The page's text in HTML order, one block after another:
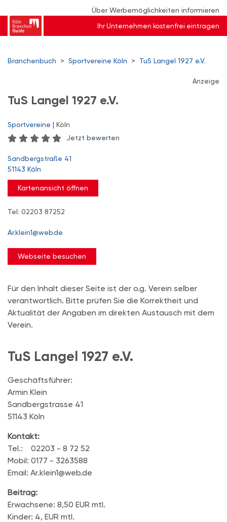
Über Werbemöglichkeiten informieren
Ihr Unternehmen kostenfrei eintragen
Branchenbuch > Sportvereine Köln > TuS Langel 1927 e.V.
Anzeige
TuS Langel 1927 e.V.
Sportvereine | Köln
Jetzt bewerten
Sandbergstraße 41
51143 Köln
Kartenansicht öffnen
Tel: 02203 87252
Ar.klein1@web.de
Webseite besuchen
Für den Inhalt dieser Seite ist der o.g. Verein selber
verantwortlich. Bitte prüfen Sie die Korrektheit und
Aktualität der Angaben im direkten Austausch mit dem
Verein.
TuS Langel 1927 e.V.
Geschäftsführer:
Armin Klein
Sandbergstrasse 41
51143 Köln
Kontakt:
Tel.: 02203 - 8 72 52
Mobil: 0177 - 3263588
Email: Ar.klein1@web.de
Beitrag:
Erwachsene: 8,50 EUR mtl.
Kinder: 4, EUR mtl.